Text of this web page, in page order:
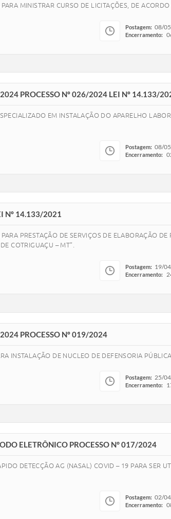
MINISTRAR CURSO DE LICITAÇÕES, DE
Postagem: 08/
Encerramento:
PROCESSO Nº 026/2024 LEI Nº 14.133/
EM INSTALAÇÃO DO APARELHO
Postagem: 08/
Encerramento:
Nº 14.133/2021
PRESTAÇÃO DE SERVIÇOS DE ELABORAÇÃO
COTRIGUAÇU – MT”.
Postagem: 19/
Encerramento:
PROCESSO Nº 019/2024
INSTALAÇÃO DE NUCLEO DE DEFENSORIA
Postagem: 25/
Encerramento:
ELETRÔNICO PROCESSO N° 017/2024
DETECÇÃO AG (NASAL) COVID – 19 PARA
Postagem: 02/
Encerramento: